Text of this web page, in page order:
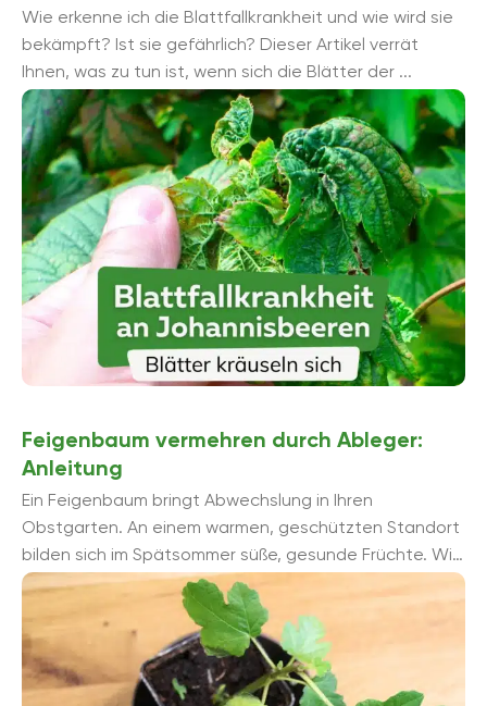
Wie erkenne ich die Blattfallkrankheit und wie wird sie
bekämpft? Ist sie gefährlich? Dieser Artikel verrät
Ihnen, was zu tun ist, wenn sich die Blätter der ...
Feigenbaum vermehren durch Ableger:
Anleitung
Ein Feigenbaum bringt Abwechslung in Ihren
Obstgarten. An einem warmen, geschützten Standort
bilden sich im Spätsommer süße, gesunde Früchte. Wir
erklären Ihnen mit einer Anleitung ...